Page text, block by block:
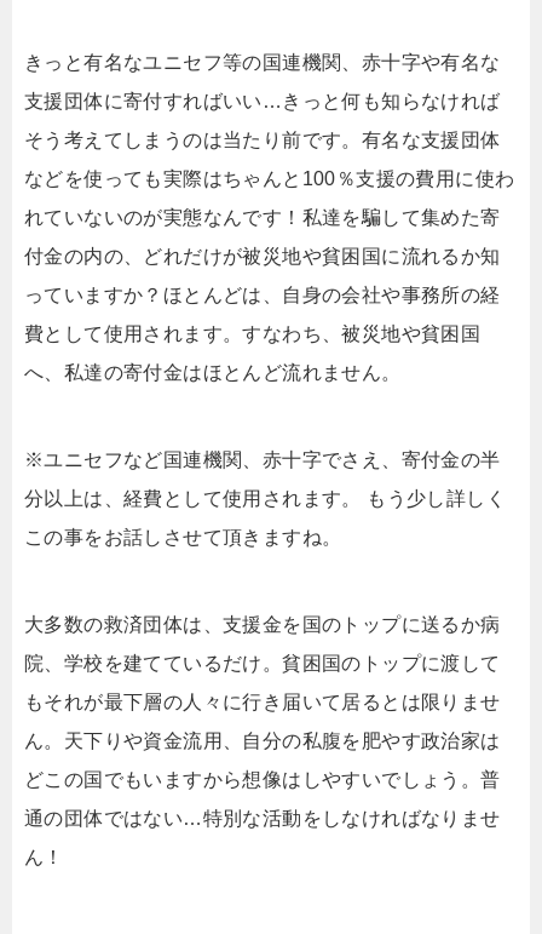
きっと有名なユニセフ等の国連機関、赤十字や有名な
支援団体に寄付すればいい…きっと何も知らなければ
そう考えてしまうのは当たり前です。有名な支援団体
などを使っても実際はちゃんと100％支援の費用に使わ
れていないのが実態なんです！私達を騙して集めた寄
付金の内の、どれだけが被災地や貧困国に流れるか知
っていますか？ほとんどは、自身の会社や事務所の経
費として使用されます。すなわち、被災地や貧困国
へ、私達の寄付金はほとんど流れません。
※ユニセフなど国連機関、赤十字でさえ、寄付金の半
分以上は、経費として使用されます。 もう少し詳しく
この事をお話しさせて頂きますね。
大多数の救済団体は、支援金を国のトップに送るか病
院、学校を建てているだけ。貧困国のトップに渡して
もそれが最下層の人々に行き届いて居るとは限りませ
ん。天下りや資金流用、自分の私腹を肥やす政治家は
どこの国でもいますから想像はしやすいでしょう。普
通の団体ではない…特別な活動をしなければなりませ
ん！